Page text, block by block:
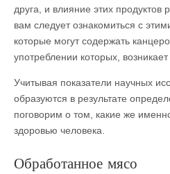
друга, и влияние этих
вам следует ознакомиться с
которые могут содержать
употреблении которых,
Учитывая показатели научных
образуются в результате
поговорим о том, какие же
здоровью человека.
Обработанное мясо